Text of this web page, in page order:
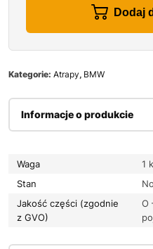
Dodaj
Kategorie: Atrapy, BMW
Informacje o produkcie
Waga
1
Stan
Jakość części (zgodnie
z GVO)
O